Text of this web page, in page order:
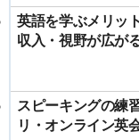
英語を学ぶメリッ
収入・視野が広が
スピーキングの練
リ・オンライン英